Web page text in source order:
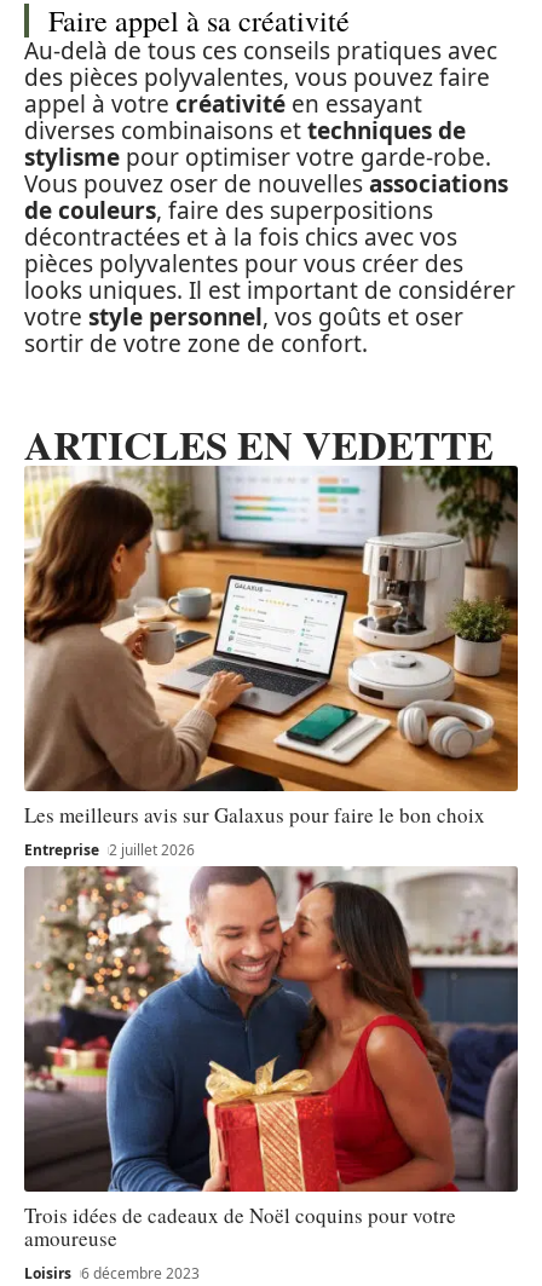
Faire appel à sa créativité
Au-delà de tous ces conseils pratiques avec
des pièces polyvalentes, vous pouvez faire
appel à votre créativité en essayant
diverses combinaisons ettechniques de
stylisme pour optimiser votre garde-robe.
Vous pouvez oser de nouvellesassociations
de couleurs, faire des superpositions
décontractées et à la fois chics avec vos
pièces polyvalentes pour vous créer des
looks uniques. Il est important de considérer
votre style personnel, vos goûts et oser
sortir de votre zone de confort.
ARTICLES EN VEDETTE
Les meilleurs avis sur Galaxus pour faire le bon choix
Entreprise 2 juillet 2026
Trois idées de cadeaux de Noël coquins pour votre
amoureuse
Loisirs 6 décembre 2023